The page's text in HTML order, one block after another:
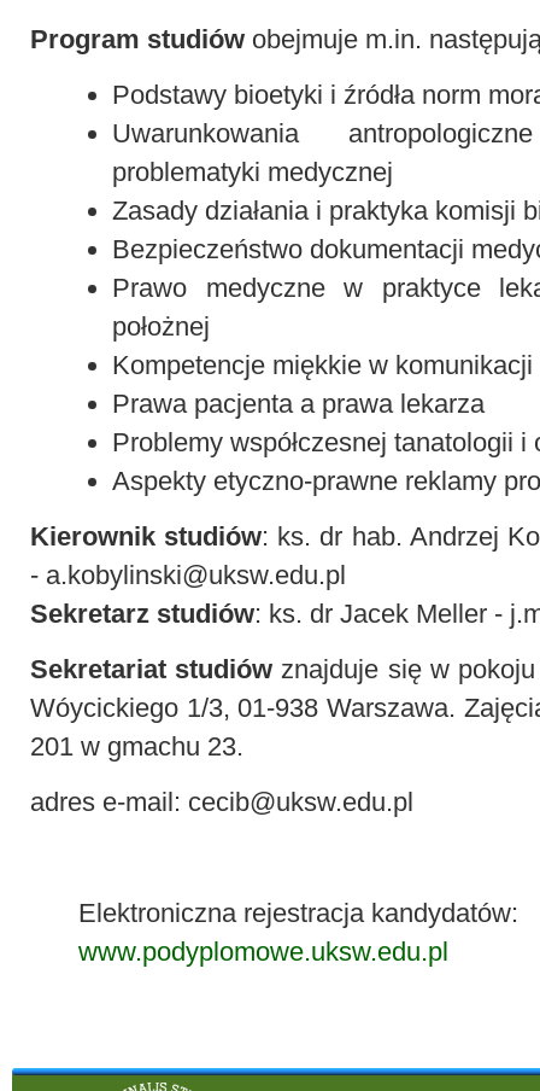
Program studiów obejmuje m.in.
Podstawy bioetyki i źródła norm
Uwarunkowania
problematyki medycznej
Zasady działania i praktyka komisji
Bezpieczeństwo dokumentacji
Prawo medyczne w praktyce
położnej
Kompetencje miękkie w
Prawa pacjenta a prawa lekarza
Problemy współczesnej tanatologii
Aspekty etyczno-prawne reklamy
Kierownik studiów: ks. dr hab. Andrzej
- a.kobylinski@uksw.edu.pl
Sekretarz studiów: ks. dr Jacek Meller -
Sekretariat studiów znajduje się w
Wóycickiego 1/3, 01-938 Warszawa.
201 w gmachu 23.
adres e-mail: cecib@uksw.edu.pl
Elektroniczna rejestracja kandydatów:
www.podyplomowe.uksw.edu.pl